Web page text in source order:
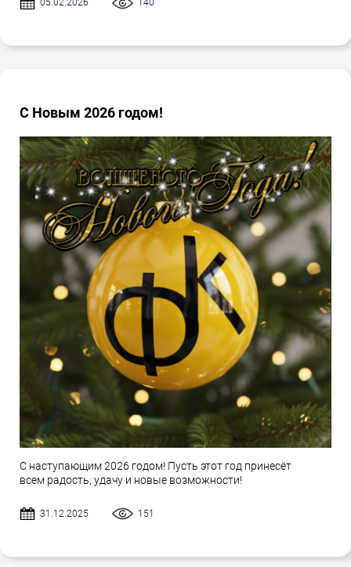
05.02.2026 140
С Новым 2026 годом!
С наступающим 2026 годом! Пусть этот год принесёт
всем радость, удачу и новые возможности!
31.12.2025 151